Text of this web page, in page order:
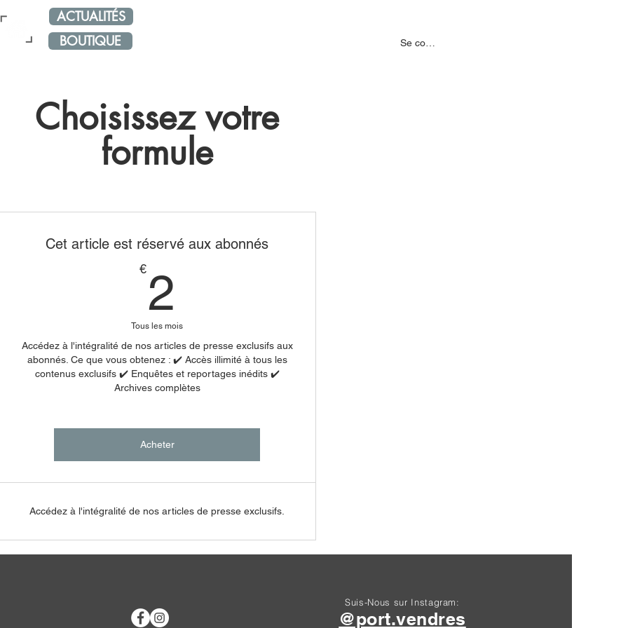
Se connecter
ACTUALITÉS
BOUTIQUE
Choisissez votre
formule
Cet article est réservé aux abonnés
€ 2
Tous les mois
Accédez à l'intégralité de nos articles de presse exclusifs aux
abonnés. Ce que vous obtenez : ✔️ Accès illimité à tous les
contenus exclusifs ✔️ Enquêtes et reportages inédits ✔️
Archives complètes
Acheter
Accédez à l'intégralité de nos articles de presse exclusifs.
Suis-Nous sur Instagram:
@port.vendres